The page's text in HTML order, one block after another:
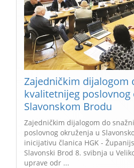
Zajedničkim dijalogom
kvalitetnijeg poslovnog
Slavonskom Brodu
Zajedničkim dijalogom do
poslovnog okruženja u
inicijativu članica HGK -
Slavonski Brod 8. svibnja u
uprave odr ...